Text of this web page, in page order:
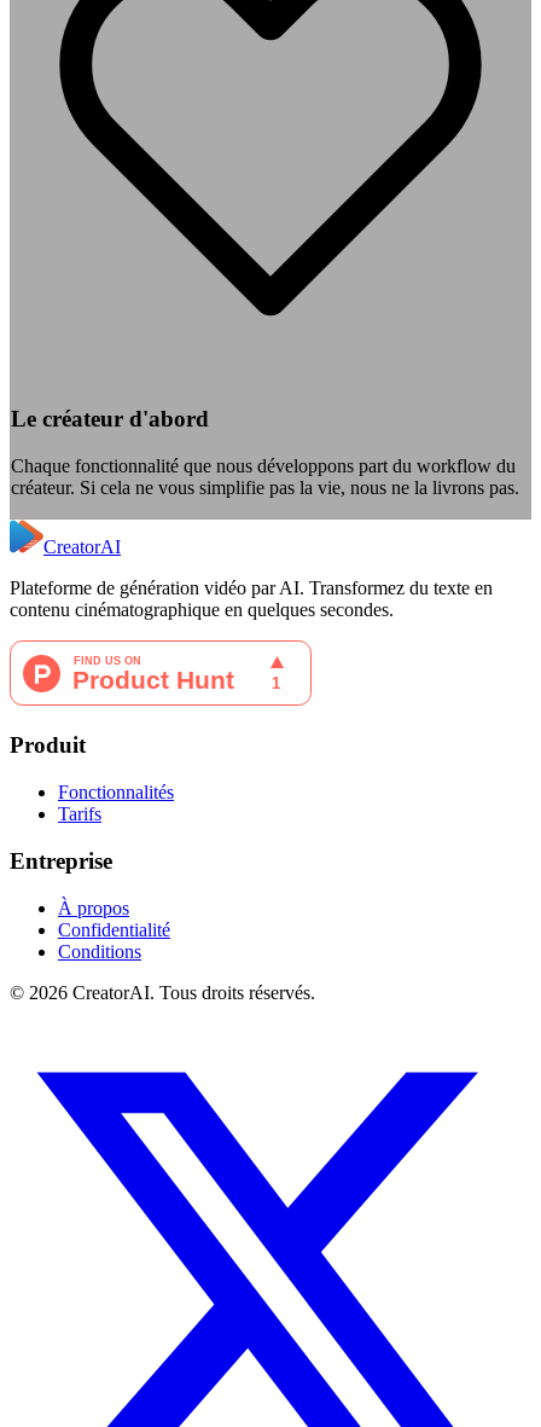
Le créateur d'abord
Chaque fonctionnalité que nous développons part du workflow du
créateur. Si cela ne vous simplifie pas la vie, nous ne la livrons pas.
CreatorAI
Plateforme de génération vidéo par AI. Transformez du texte en
contenu cinématographique en quelques secondes.
Produit
Fonctionnalités
Tarifs
Entreprise
À propos
Confidentialité
Conditions
© 2026 CreatorAI. Tous droits réservés.